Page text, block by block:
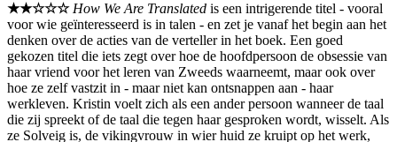
★★☆☆☆ How We Are Translated is een intrigerende titel - vooral
voor wie geïnteresseerd is in talen - en zet je vanaf het begin aan het
denken over de acties van de verteller in het boek. Een goed
gekozen titel die iets zegt over hoe de hoofdpersoon de obsessie van
haar vriend voor het leren van Zweeds waarneemt, maar ook over
hoe ze zelf vastzit in - maar niet kan ontsnappen aan - haar
werkleven. Kristin voelt zich als een ander persoon wanneer de taal
die zij spreekt of de taal die tegen haar gesproken wordt, wisselt. Als
ze Solveig is, de vikingvrouw in wier huid ze kruipt op het werk,